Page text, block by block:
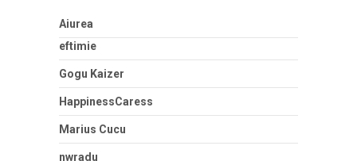
Aiurea
eftimie
Gogu Kaizer
HappinessCaress
Marius Cucu
nwradu